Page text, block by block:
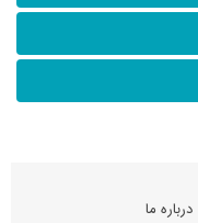
درباره ما